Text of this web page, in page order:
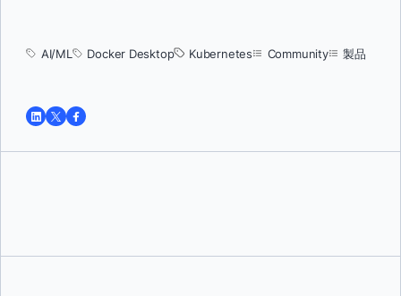
AI/ML Docker Desktop Kubernetes Community 製品